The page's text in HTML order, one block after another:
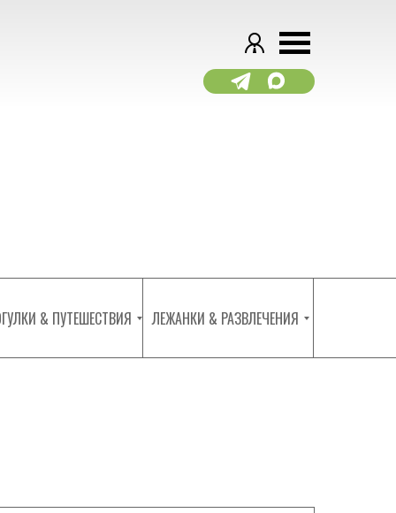
ЛЕЖАНКИ & РАЗВЛЕЧЕНИЯ
& ПУТЕШЕСТВИЯ